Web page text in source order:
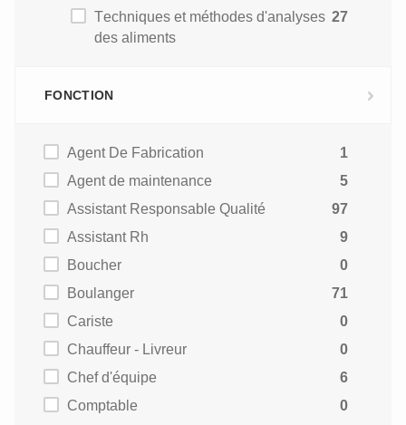
Techniques et méthodes d'analyses
des aliments
27
FONCTION
Agent De Fabrication
1
Agent de maintenance
5
Assistant Responsable Qualité
97
Assistant Rh
9
Boucher
0
Boulanger
71
Cariste
0
Chauffeur - Livreur
0
Chef d'équipe
6
Comptable
0